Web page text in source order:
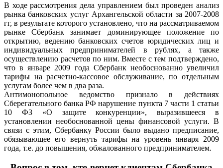
В ходе рассмотрения дела управлением был проведен анализ
рынка банковских услуг Архангельской области за 2007-2008
гг, в результате которого установлено, что на рассматриваемом
рынке Сбербанк занимает доминирующее положение по
открытию, ведению банковских счетов юридических лиц и
индивидуальных предпринимателей в рублях, а также
осуществлению расчетов по ним. Вместе с тем подтверждено,
что в январе 2009 года Сбербанк необоснованно увеличил
тарифы на расчетно-кассовое обслуживание, по отдельным
услугам более чем в два раза.
Антимонопольное ведомство признало в действиях
Сберегательного банка РФ нарушение пункта 7 части 1 статьи
10 ФЗ «О защите конкуренции», выразившееся в
установлении необоснованной цены финансовой услуги. В
связи с этим, Сбербанку России было выдано предписание,
обязывающее его вернуть тарифы на уровень января 2009
года, т.е. до повышения, обжалованного предпринимателем.